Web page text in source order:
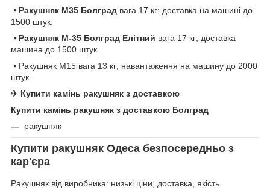
⦁ Ракушняк М35 Болград вага 17 кг; доставка на машині до
1500 штук.
⦁ Ракушняк М-35 Болград Елітний вага 17 кг; доставка
машина до 1500 штук.
⦁ Ракушняк М15 вага 13 кг; навантаження на машину до 2000
штук.
✈ Купити камінь ракушняк з доставкою
Купити камінь ракушняк з доставкою Болград
— ракушняк
Купити ракушняк Одеса безпосередньо з
кар'єра
Ракушняк від виробника: низькі ціни, доставка, якість